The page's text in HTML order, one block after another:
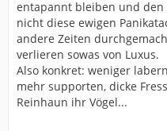
entapannt bleiben und
nicht diese ewigen
andere Zeiten
verlieren sowas von Luxus.
Also konkret: weniger
mehr supporten, dicke
Reinhaun ihr Vögel...